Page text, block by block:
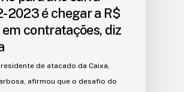
2023 é chegar a R$
em contratações, diz
de atacado da Caixa,
afirmou que o desafio do